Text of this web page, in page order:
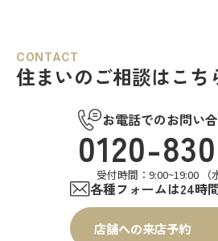
CONTACT
住まいのご相談はこち
お電話でのお問い
0120-
受付時間：9:00~19:00 （
各種フォームは24時
店舗への来店予約